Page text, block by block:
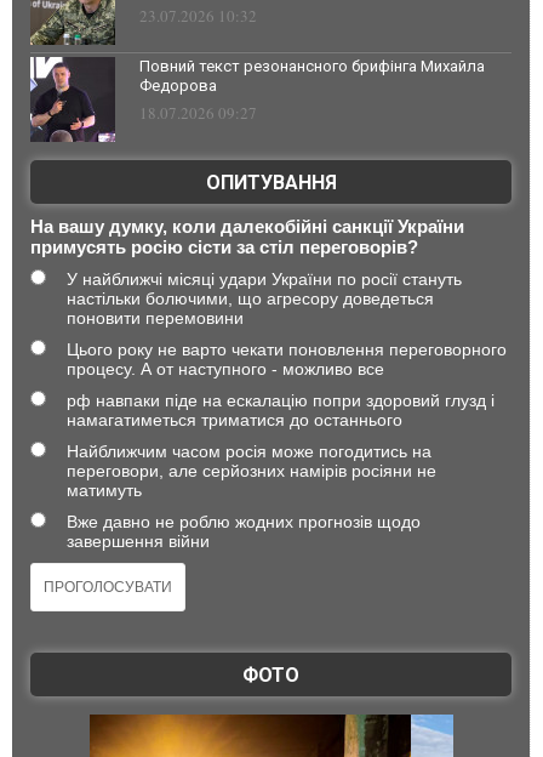
23.07.2026 10:32
Повний текст резонансного брифінга Михайла
Федорова
18.07.2026 09:27
ОПИТУВАННЯ
На вашу думку, коли далекобійні санкції України
примусять росію сісти за стіл переговорів?
У найближчі місяці удари України по росії стануть
настільки болючими, що агресору доведеться
поновити перемовини
Цього року не варто чекати поновлення переговорного
процесу. А от наступного - можливо все
рф навпаки піде на ескалацію попри здоровий глузд і
намагатиметься триматися до останнього
Найближчим часом росія може погодитись на
переговори, але серйозних намірів росіяни не
матимуть
Вже давно не роблю жодних прогнозів щодо
завершення війни
ФОТО